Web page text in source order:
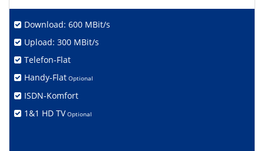
Download: 600 MBit/s
Upload: 300 MBit/s
Telefon-Flat
Handy-Flat Optional
ISDN-Komfort
1&1 HD TV Optional